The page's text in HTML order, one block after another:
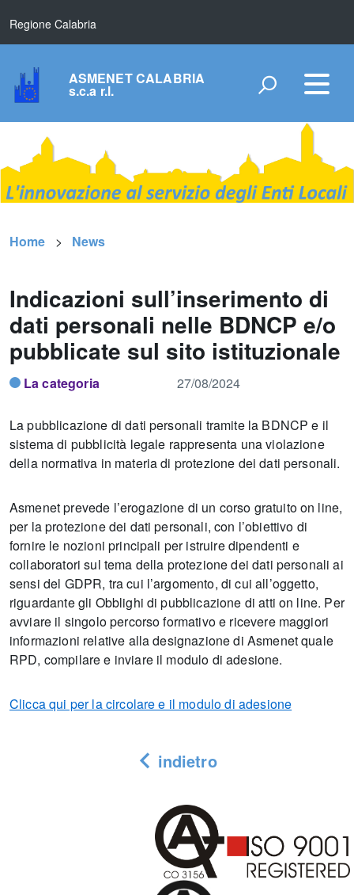
Regione Calabria
ASMENET CALABRIA
s.c.a r.l.
Home News
Indicazioni sull’inserimento di
dati personali nelle BDNCP e/o
pubblicate sul sito istituzionale
La categoria 27/08/2024
La pubblicazione di dati personali tramite la BDNCP e il
sistema di pubblicità legale rappresenta una violazione
della normativa in materia di protezione dei dati personali.
Asmenet prevede l’erogazione di un corso gratuito on line,
per la protezione dei dati personali, con l’obiettivo di
fornire le nozioni principali per istruire dipendenti e
collaboratori sul tema della protezione dei dati personali ai
sensi del GDPR, tra cui l’argomento, di cui all’oggetto,
riguardante gli Obblighi di pubblicazione di atti on line. Per
avviare il singolo percorso formativo e ricevere maggiori
informazioni relative alla designazione di Asmenet quale
RPD, compilare e inviare il modulo di adesione.
Clicca qui per la circolare e il modulo di adesione
indietro